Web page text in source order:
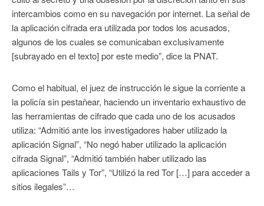
intercambios como en su navegación por internet. La señal de
la aplicación cifrada era utilizada por todos los acusados,
algunos de los cuales se comunicaban exclusivamente
[subrayado en el texto] por este medio”, dice la PNAT.
Como el habitual, el juez de instrucción le sigue la corriente a
la policía sin pestañear, haciendo un inventario exhaustivo de
las herramientas de cifrado que cada uno de los acusados
utiliza: “Admitió ante los investigadores haber utilizado la
aplicación Signal”, “No negó haber utilizado la aplicación
cifrada Signal”, “Admitió también haber utilizado las
aplicaciones Tails y Tor”, “Utilizó la red Tor […] para acceder a
sitios ilegales”…